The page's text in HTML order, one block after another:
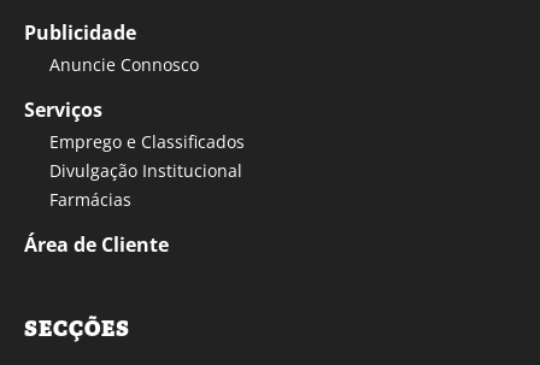
Publicidade
Anuncie Connosco
Serviços
Emprego e Classificados
Divulgação Institucional
Farmácias
Área de Cliente
SECÇÕES